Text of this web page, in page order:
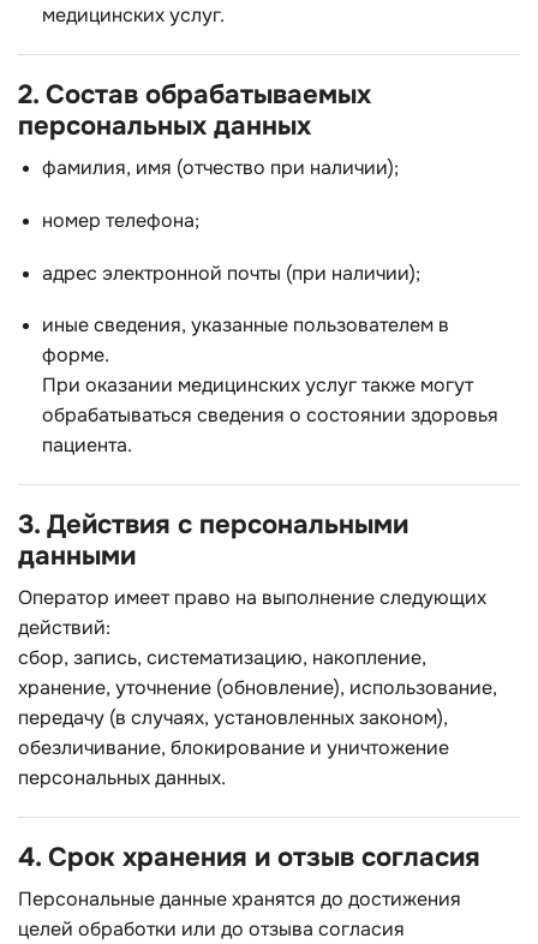
медицинских услуг.
2. Состав обрабатываемых
персональных данных
фамилия, имя (отчество при наличии);
номер телефона;
адрес электронной почты (при наличии);
иные сведения, указанные пользователем в
форме.
При оказании медицинских услуг также могут
обрабатываться сведения о состоянии здоровья
пациента.
3. Действия с персональными
данными
Оператор имеет право на выполнение следующих
действий:
сбор, запись, систематизацию, накопление,
хранение, уточнение (обновление), использование,
передачу (в случаях, установленных законом),
обезличивание, блокирование и уничтожение
персональных данных.
4. Срок хранения и отзыв согласия
Персональные данные хранятся до достижения
целей обработки или до отзыва согласия